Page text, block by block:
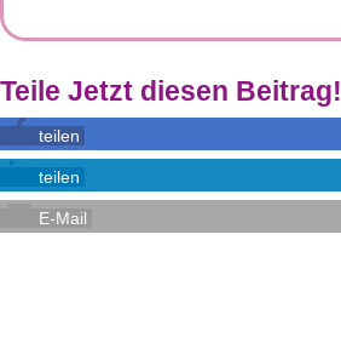
Teile Jetzt diesen Beitrag!
teilen
teilen
E-Mail